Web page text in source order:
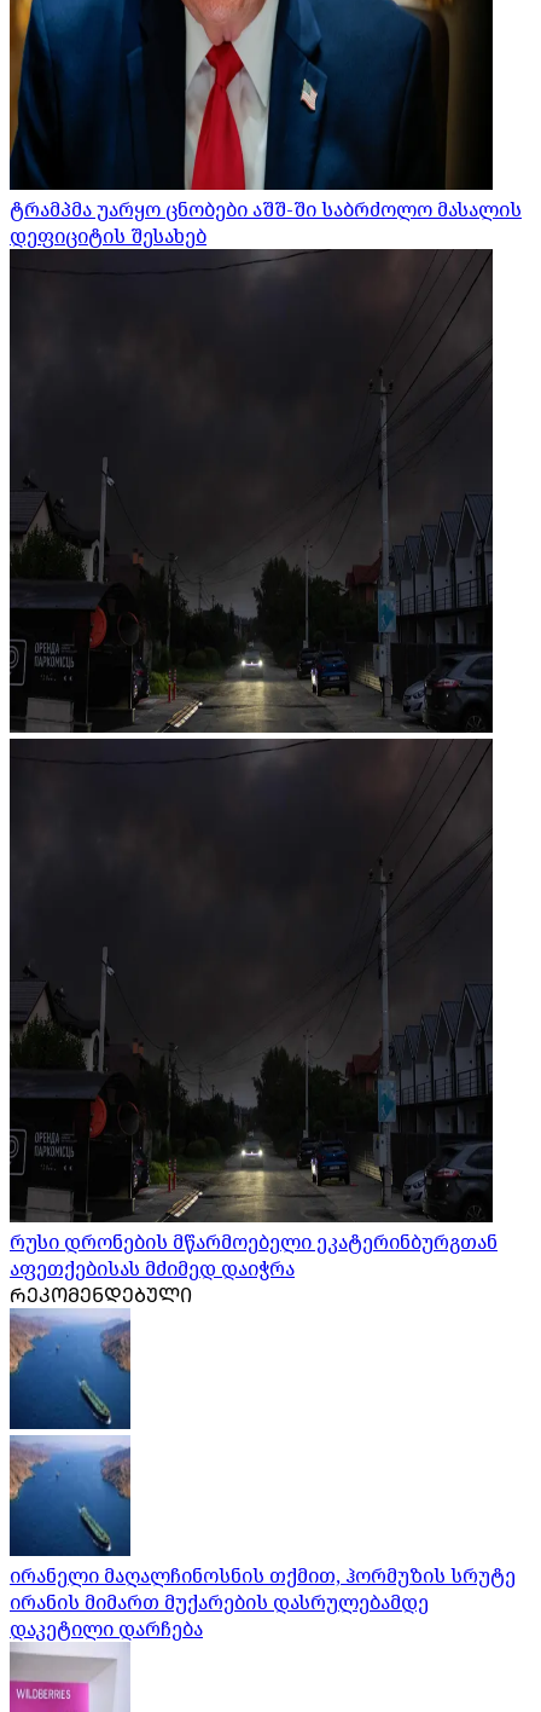
ტრამპმა უარყო ცნობები აშშ-ში საბრძოლო მასალის
დეფიციტის შესახებ
რუსი დრონების მწარმოებელი ეკატერინბურგთან
აფეთქებისას მძიმედ დაიჭრა
ᲠᲔᲙᲝᲛᲔᲜᲓᲔᲑᲣᲚᲘ
ირანელი მაღალჩინოსნის თქმით, ჰორმუზის სრუტე
ირანის მიმართ მუქარების დასრულებამდე
დაკეტილი დარჩება